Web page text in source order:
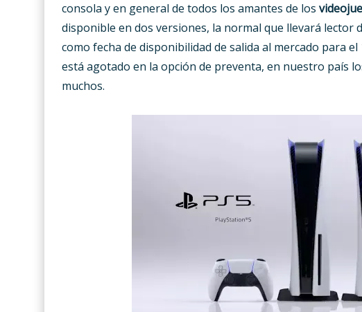
consola y en general de todos los amantes de los
disponible en dos versiones, la normal que llevará lector
como fecha de disponibilidad de salida al mercado para
está agotado en la opción de preventa, en nuestro país
muchos.